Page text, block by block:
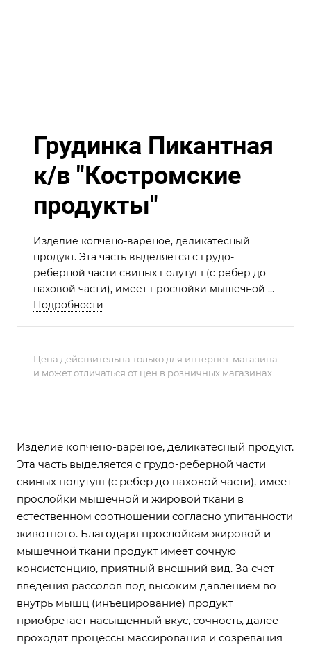
Грудинка Пикантная
к/в "Костромские
продукты"
Изделие копчено-вареное, деликатесный
продукт. Эта часть выделяется с грудо-
реберной части свиных полутуш (с ребер до
паховой части), имеет прослойки мышечной и
жировой ткани в естественном соотношении
продукт имеет сочную консистенцию,
приятный внешний вид. За счет введения
под вакуумом и только через 12-24 часа
продукт направляется на термообработку, где
проходит процесс обжарки, варки, копчения.
Копчение проходит горячим способом при
температуре 80*С. После копчения продукт
приобретает красивый, аппетитный вид.
1. 100% натуральные мясные продукты
2. Копчение натуральным дымом (ольха/
бук)
3. Удобная вакуумная упаковка от 0,2 до
0,35 г, что позволяет сохранить продукт и
защищает его от негативного влияния со
стороны, а также обеспечивает отличный
Подробности
Цена действительна только для интернет-магазина
и может отличаться от цен в розничных магазинах
Изделие копчено-вареное, деликатесный продукт.
Эта часть выделяется с грудо-реберной части
свиных полутуш (с ребер до паховой части), имеет
прослойки мышечной и жировой ткани в
естественном соотношении согласно упитанности
животного. Благодаря прослойкам жировой и
мышечной ткани продукт имеет сочную
консистенцию, приятный внешний вид. За счет
введения рассолов под высоким давлением во
внутрь мышц (инъецирование) продукт
приобретает насыщенный вкус, сочность, далее
проходят процессы массирования и созревания